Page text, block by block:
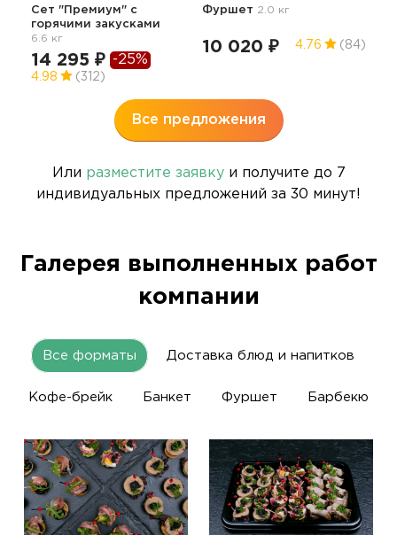
Сет "Премиум" с
горячими закусками
6.6 кг
14 295 ₽ -25%
4.98 (312)
Фуршет 2.0 кг
10 020 ₽ 4.76 (84)
Все предложения
Или разместите заявкуи получите до 7
индивидуальных предложений за 30 минут!
Галерея выполненных работ
компании
Все форматы Доставка блюд и напитков
Кофе-брейк Банкет Фуршет Барбекю